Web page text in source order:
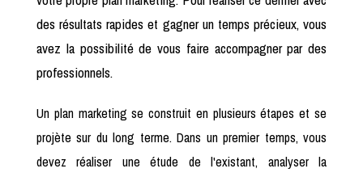
des résultats rapides et gagner un temps précieux, vous
avez la possibilité de vous faire accompagner par des
professionnels.
Un plan marketing se construit en plusieurs étapes et se
projète sur du long terme. Dans un premier temps, vous
devez réaliser une étude de l'existant, analyser la